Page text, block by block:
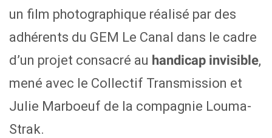
un film photographique réalisé par des
adhérents du GEM Le Canal dans le cadre
d’un projet consacré au handicap invisible,
mené avec le Collectif Transmission et
Julie Marboeuf de la compagnie Louma-
Strak.